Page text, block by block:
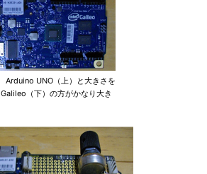
Arduino UNO（上）と大きさを
（下）の方がかなり大き